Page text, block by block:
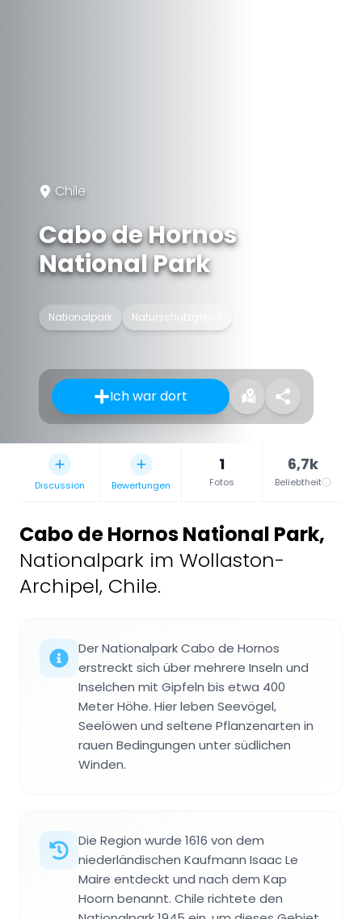
Chile
Cabo de Hornos
National Park
Nationalpark Naturschutzgebiet
Ich war dort
Discussion Bewertungen
1
Fotos
6,7k
Beliebtheit
Cabo de Hornos National Park,
Nationalpark im Wollaston-
Archipel, Chile.
Der Nationalpark Cabo de Hornos
erstreckt sich über mehrere Inseln und
Inselchen mit Gipfeln bis etwa 400
Meter Höhe. Hier leben Seevögel,
Seelöwen und seltene Pflanzenarten in
rauen Bedingungen unter südlichen
Winden.
Die Region wurde 1616 von dem
niederländischen Kaufmann Isaac Le
Maire entdeckt und nach dem Kap
Hoorn benannt. Chile richtete den